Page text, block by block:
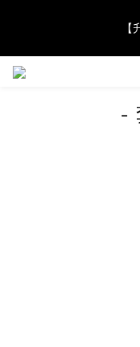
【JaneClare 康膚薈
-